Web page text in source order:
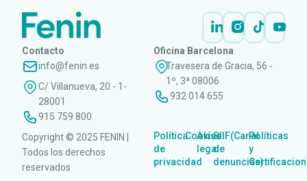
Contacto
info@fenin.es
C/ Villanueva, 20 - 1-
28001
915 759 800
Oficina Barcelona
Travesera de Gracia, 56 -
1º, 3ª 08006
932 014 655
Copyright © 2025 FENIN |
Todos los derechos
reservados
Política
de
privacidad
|Cookies
|Aviso
legal
|SIIF(Canal
de
denuncias)
|Políticas
y